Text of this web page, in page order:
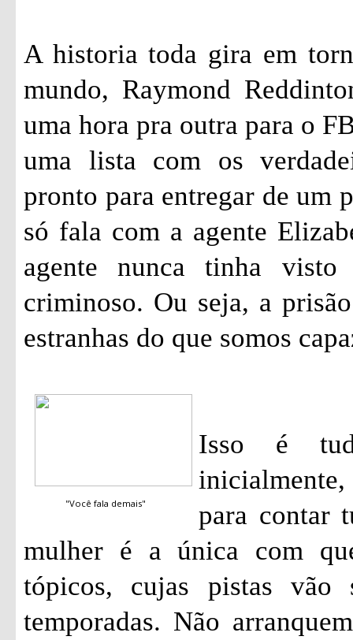
A historia toda gira em
mundo, Raymond
uma hora pra outra para o
uma lista com os
pronto para entregar de um
só fala com a agente
agente nunca tinha
criminoso. Ou seja, a
estranhas do que somos
"Você fala demais"
Isso é
para contar
mulher é a única com
tópicos, cujas pistas vão
temporadas. Não